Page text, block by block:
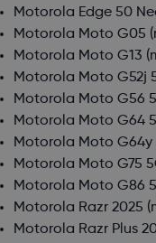
Motorola Edge 50
Motorola Moto G05
Motorola Moto G13
Motorola Moto G52j
Motorola Moto G56
Motorola Moto G64
Motorola Moto G64y
Motorola Moto G75
Motorola Moto G86
Motorola Razr 2025
Motorola Razr Plus